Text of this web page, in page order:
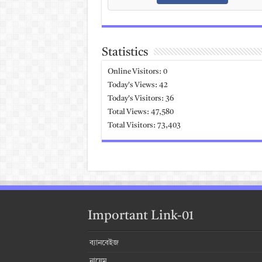
Statistics
Online Visitors: 0
Today's Views: 42
Today's Visitors: 36
Total Views: 47,580
Total Visitors: 73,403
Important Link-01
ব্যানবেইজ